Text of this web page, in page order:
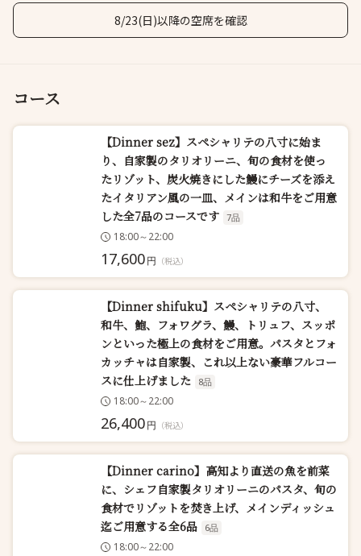
8/23(日)以降の空席を確認
コース
【Dinner sez】スペシャリテの八寸に始ま
り、自家製のタリオリーニ、旬の食材を使っ
たリゾット、炭火焼きにした鰻にチーズを添え
たイタリアン風の一皿、メインは和牛をご用意
した全7品のコースです 7品
18:00～22:00
17,600円 （税込）
【Dinner shifuku】スペシャリテの八寸、
和牛、鮑、フォワグラ、鰻、トリュフ、スッポ
ンといった極上の食材をご用意。パスタとフォ
カッチャは自家製、これ以上ない豪華フルコー
スに仕上げました
8品
18:00～22:00
26,400円 （税込）
【Dinner carino】高知より直送の魚を前菜
に、シェフ自家製タリオリーニのパスタ、旬の
食材でリゾットを焚き上げ、メインディッシュ
迄ご用意する全6品
6品
18:00～22:00